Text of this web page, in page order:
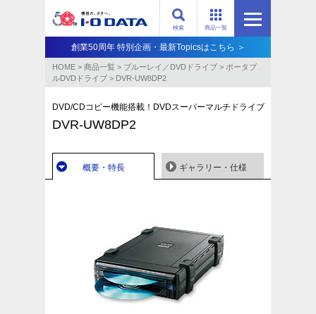
商品一覧
検索
創業50周年 特別企画・最新Topicsはこちら ＞
HOME > 商品一覧 > ブルーレイ／DVDドライブ > ポータブ
ルDVDドライブ > DVR-UW8DP2
DVD/CDコピー機能搭載！DVDスーパーマルチドライブ
DVR-UW8DP2
概要・特長 ギャラリー・仕様